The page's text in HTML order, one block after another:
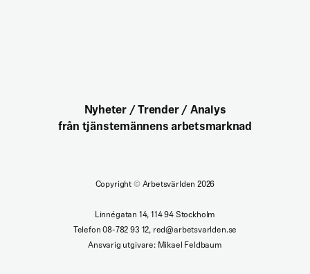
Nyheter / Trender / Analys
från tjänstemännens arbetsmarknad
Copyright ©Arbetsvärlden 2026
Linnégatan 14, 114 94 Stockholm
Telefon 08-782 93 12, red@arbetsvarlden.se
Ansvarig utgivare: Mikael Feldbaum